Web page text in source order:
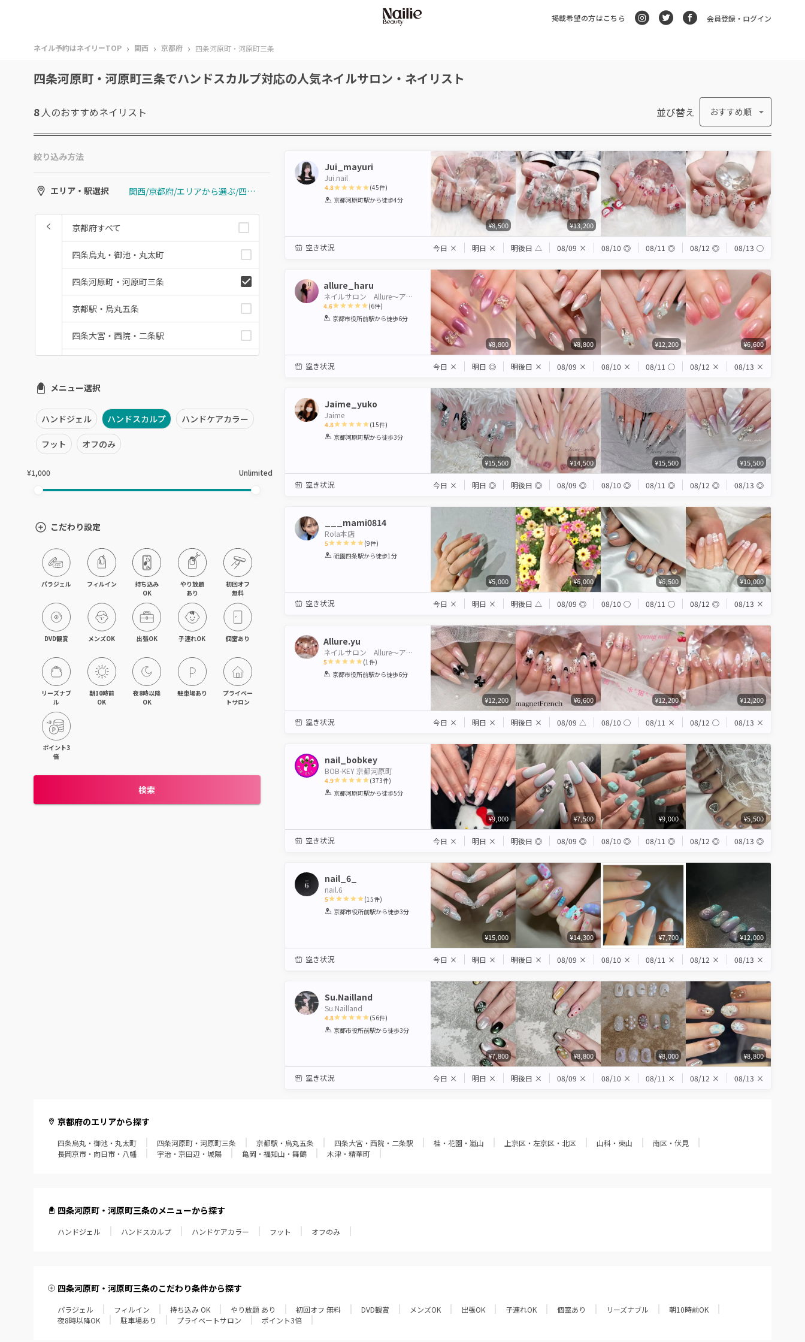
掲載希望の方はこちら 会員登録・ログイン
ネイル予約はネイリーTOP › 関西 › 京都府 › 四条河原町・河原町三条
四条河原町・河原町三条でハンドスカルプ対応の人気ネイルサロン・ネイリスト
8人のおすすめネイリスト 並び替え おすすめ順
絞り込み方法
エリア・駅選択 関西/京都府/エリアから選ぶ/四条河原町・河原町三条
京都府すべて
四条烏丸・御池・丸太町
四条河原町・河原町三条
京都駅・烏丸五条
四条大宮・西院・二条駅
上京区・左京区・北区
山科・東山
南区・伏見
亀岡・福知山・舞鶴
木津・精華町
メニュー選択
ハンドジェル ハンドスカルプ ハンドケアカラー
フット オフのみ
¥1,000 Unlimited
こだわり設定
パラジェル フィルイン
持ち込み
OK
やり放題
あり
初回オフ
無料
DVD観賞 メンズOK 出張OK 子連れOK 個室あり
リーズナブ
ル
朝10時前
OK
夜8時以降
OK
駐車場あり
プライベー
トサロン
ポイント3
倍
検索
Jui_mayuri
Jui.nail
4.8
1 2 3 4 5
(45件)
京都河原町駅から徒歩4分
¥8,500 ¥13,200
空き状況 今日 × 明日 × 明後日 △ 08/09 × 08/10 ◎ 08/11 ◎ 08/12 ◎ 08/13 ◯
allure_haru
ネイルサロン Allure〜アリュール〜
4.6
1 2 3 4 5
(6件)
京都市役所前駅から徒歩6分
¥8,800 ¥8,800 ¥12,200 ¥6,600
空き状況 今日 × 明日 ◎ 明後日 × 08/09 × 08/10 × 08/11 ◯ 08/12 × 08/13 ×
Jaime_yuko
Jaime
4.8
1 2 3 4 5
(15件)
京都河原町駅から徒歩3分
¥15,500 ¥14,500 ¥15,500 ¥15,500
空き状況 今日 × 明日 ◎ 明後日 ◎ 08/09 ◎ 08/10 ◎ 08/11 ◎ 08/12 ◎ 08/13 ◎
___mami0814
Rola本店
5
1 2 3 4 5
(9件)
祇園四条駅から徒歩1分
¥5,000 ¥6,000 ¥6,500 ¥10,000
空き状況 今日 × 明日 × 明後日 △ 08/09 ◎ 08/10 ◯ 08/11 ◯ 08/12 ◎ 08/13 ×
Allure.yu
ネイルサロン Allure〜アリュール〜
5
1 2 3 4 5
(1 件)
京都市役所前駅から徒歩6分
¥12,200 ¥6,600 ¥12,200 ¥12,200
空き状況 今日 × 明日 × 明後日 × 08/09 △ 08/10 ◯ 08/11 × 08/12 ◯ 08/13 ×
nail_bobkey
BOB-KEY 京都河原町
4.9
1 2 3 4 5
(373件)
京都河原町駅から徒歩5分
¥9,000 ¥7,500 ¥9,000 ¥5,500
空き状況 今日 × 明日 × 明後日 ◎ 08/09 ◎ 08/10 ◎ 08/11 ◎ 08/12 ◎ 08/13 ◎
nail_6_
nail.6
5
1 2 3 4 5
(15件)
京都市役所前駅から徒歩3分
¥15,000 ¥14,300 ¥7,700 ¥12,000
空き状況 今日 × 明日 × 明後日 × 08/09 × 08/10 × 08/11 × 08/12 × 08/13 ×
Su.Nailland
Su.Nailland
4.8
1 2 3 4 5
(56件)
京都市役所前駅から徒歩3分
¥7,800 ¥8,800 ¥8,000 ¥8,800
空き状況 今日 × 明日 × 明後日 × 08/09 × 08/10 × 08/11 × 08/12 × 08/13 ×
京都府のエリアから探す
四条烏丸・御池・丸太町 四条河原町・河原町三条 京都駅・烏丸五条 四条大宮・西院・二条駅 桂・花園・嵐山 上京区・左京区・北区 山科・東山
南区・伏見
長岡京市・向日市・八幡
宇治・京田辺・城陽 亀岡・福知山・舞鶴 木津・精華町
四条河原町・河原町三条のメニューから探す
ハンドジェル ハンドスカルプ ハンドケアカラー フット オフのみ
四条河原町・河原町三条のこだわり条件から探す
パラジェル フィルイン 持ち込み OK やり放題 あり 初回オフ 無料 DVD観賞 メンズOK 出張OK 子連れOK 個室あり リーズナブル
朝10時前OK
夜8時以降OK
駐車場あり プライベートサロン ポイント3倍